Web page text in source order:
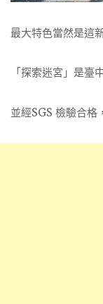
最大特色當然是這
「探索迷宮」是臺
並經SGS 檢驗合格